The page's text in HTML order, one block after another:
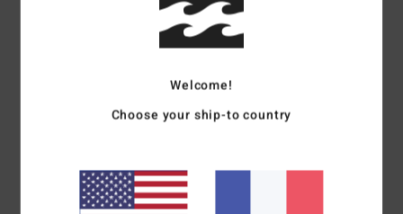
Code couleur
Construction :construction 6 pans déstructurée
Logotage :Étiquette tissée au centre de la couronne
Welcome!
Choose your ship-to country